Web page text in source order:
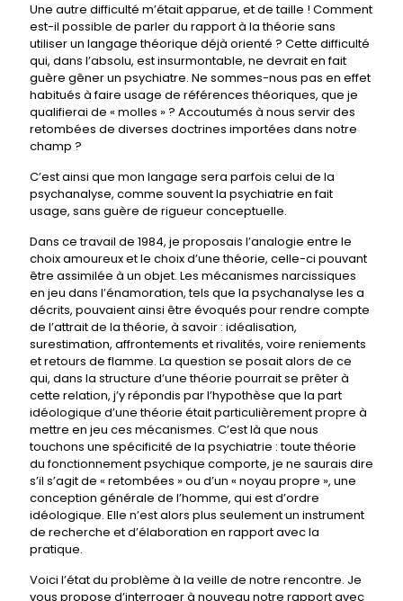
Une autre difficulté m’était apparue, et de taille ! Comment
est-il possible de parler du rapport à la théorie sans
utiliser un langage théorique déjà orienté ? Cette difficulté
qui, dans l’absolu, est insurmontable, ne devrait en fait
guère gêner un psychiatre. Ne sommes-nous pas en effet
habitués à faire usage de références théoriques, que je
qualifierai de « molles » ? Accoutumés à nous servir des
retombées de diverses doctrines importées dans notre
champ ?
C’est ainsi que mon langage sera parfois celui de la
psychanalyse, comme souvent la psychiatrie en fait
usage, sans guère de rigueur conceptuelle.
Dans ce travail de 1984, je proposais l’analogie entre le
choix amoureux et le choix d’une théorie, celle-ci pouvant
être assimilée à un objet. Les mécanismes narcissiques
en jeu dans l’énamoration, tels que la psychanalyse les a
décrits, pouvaient ainsi être évoqués pour rendre compte
de l’attrait de la théorie, à savoir : idéalisation,
surestimation, affrontements et rivalités, voire reniements
et retours de flamme. La question se posait alors de ce
qui, dans la structure d’une théorie pourrait se prêter à
cette relation, j’y répondis par l’hypothèse que la part
idéologique d’une théorie était particulièrement propre à
mettre en jeu ces mécanismes. C’est là que nous
touchons une spécificité de la psychiatrie : toute théorie
du fonctionnement psychique comporte, je ne saurais dire
s’il s’agit de « retombées » ou d’un « noyau propre », une
conception générale de l’homme, qui est d’ordre
idéologique. Elle n’est alors plus seulement un instrument
de recherche et d’élaboration en rapport avec la
pratique.
Voici l’état du problème à la veille de notre rencontre. Je
vous propose d’interroger à nouveau notre rapport avec